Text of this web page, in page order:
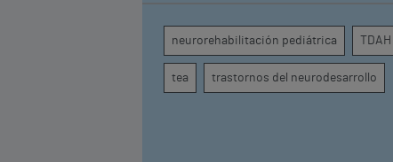
permite comprender por qué el calor
puede influir en la atención, la
regulación emocional y la conducta
neurorehabilitación pediátrica TDAH
tea trastornos del neurodesarrollo